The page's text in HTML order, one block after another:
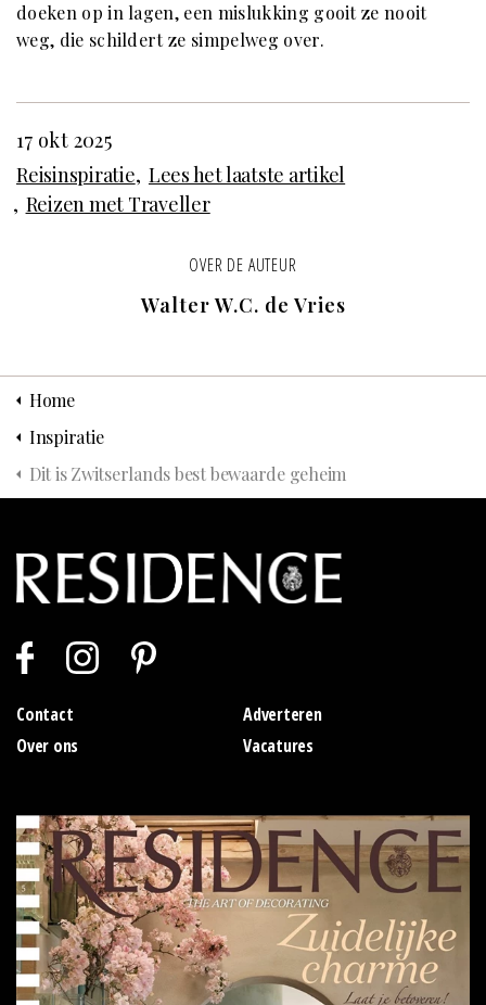
doeken op in lagen, een mislukking gooit ze nooit
weg, die schildert ze simpelweg over.
17 okt 2025
Reisinspiratie Lees het laatste artikel
Reizen met Traveller
OVER DE AUTEUR
Walter W.C. de Vries
Home
Inspiratie
Dit is Zwitserlands best bewaarde geheim
Contact
Adverteren
Over ons
Vacatures